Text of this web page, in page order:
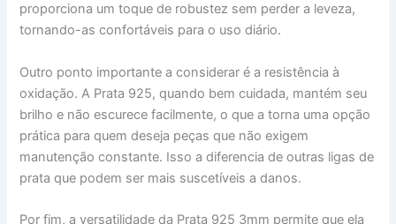
proporciona um toque de robustez sem perder a leveza,
tornando-as confortáveis para o uso diário.
Outro ponto importante a considerar é a resistência à
oxidação. A Prata 925, quando bem cuidada, mantém seu
brilho e não escurece facilmente, o que a torna uma opção
prática para quem deseja peças que não exigem
manutenção constante. Isso a diferencia de outras ligas de
prata que podem ser mais suscetíveis a danos.
Por fim, a versatilidade da Prata 925 3mm permite que ela